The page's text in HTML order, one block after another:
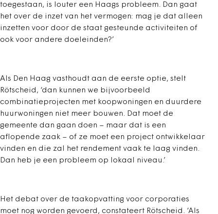
toegestaan, is louter een Haags probleem. Dan gaat
het over de inzet van het vermogen: mag je dat alleen
inzetten voor door de staat gesteunde activiteiten of
ook voor andere doeleinden?’
Als Den Haag vasthoudt aan de eerste optie, stelt
Rötscheid, ‘dan kunnen we bijvoorbeeld
combinatieprojecten met koopwoningen en duurdere
huurwoningen niet meer bouwen. Dat moet de
gemeente dan gaan doen – maar dat is een
aflopende zaak – of ze moet een project ontwikkelaar
vinden en die zal het rendement vaak te laag vinden.
Dan heb je een probleem op lokaal niveau.’
Het debat over de taakopvatting voor corporaties
moet nog worden gevoerd, constateert Rötscheid. ‘Als